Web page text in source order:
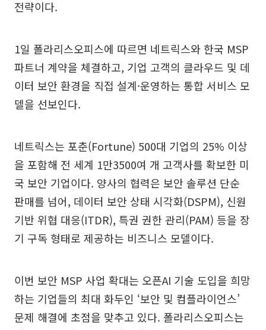
전략이다.
1일 폴라리스오피스에 따르면 네트릭스와 한국 MSP
파트너 계약을 체결하고, 기업 고객의 클라우드 및 데
이터 보안 환경을 직접 설계·운영하는 통합 서비스 모
델을 선보인다.
네트릭스는 포춘(Fortune) 500대 기업의 25% 이상
을 포함해 전 세계 1만3500여 개 고객사를 확보한 미
국 보안 기업이다. 양사의 협력은 보안 솔루션 단순
판매를 넘어, 데이터 보안 상태 시각화(DSPM), 신원
기반 위협 대응(ITDR), 특권 권한 관리(PAM) 등을 장
기 구독 형태로 제공하는 비즈니스 모델이다.
이번 보안 MSP 사업 확대는 오픈AI 기술 도입을 희망
하는 기업들의 최대 화두인 ‘보안 및 컴플라이언스’
문제 해결에 초점을 맞추고 있다. 폴라리스오피스는